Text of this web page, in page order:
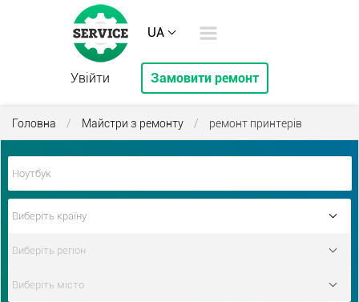
UA
Увійти Замовити ремонт
Головна / Майстри з ремонту / ремонт принтерів